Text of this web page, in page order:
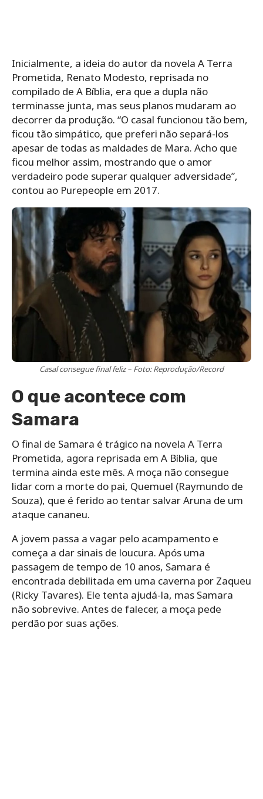
Inicialmente, a ideia do autor da novela A Terra
Prometida, Renato Modesto, reprisada no
compilado de A Bíblia, era que a dupla não
terminasse junta, mas seus planos mudaram ao
decorrer da produção. “O casal funcionou tão bem,
ficou tão simpático, que preferi não separá-los
apesar de todas as maldades de Mara. Acho que
ficou melhor assim, mostrando que o amor
verdadeiro pode superar qualquer adversidade”,
contou ao Purepeople em 2017.
Casal consegue final feliz – Foto: Reprodução/Record
O que acontece com
Samara
O final de Samara é trágico na novela A Terra
Prometida, agora reprisada em A Bíblia, que
termina ainda este mês. A moça não consegue
lidar com a morte do pai, Quemuel (Raymundo de
Souza), que é ferido ao tentar salvar Aruna de um
ataque cananeu.
A jovem passa a vagar pelo acampamento e
começa a dar sinais de loucura. Após uma
passagem de tempo de 10 anos, Samara é
encontrada debilitada em uma caverna por Zaqueu
(Ricky Tavares). Ele tenta ajudá-la, mas Samara
não sobrevive. Antes de falecer, a moça pede
perdão por suas ações.